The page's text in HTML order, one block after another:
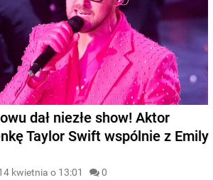
dał niezłe show! Aktor
Taylor Swift wspólnie z Emily
kwietnia o 13:01 0